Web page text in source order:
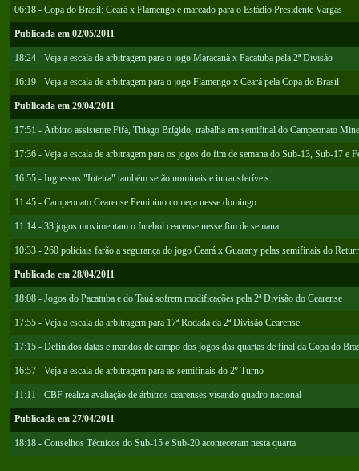
06:18 - Copa do Brasil: Ceará x Flamengo é marcado para o Estádio Presidente Vargas
Publicada em 02/05/2011
18:24 - Veja a escala da arbitragem para o jogo Maracanã x Pacatuba pela 2ª Divisão
16:19 - Veja a escala de arbitragem para o jogo Flamengo x Ceará pela Copa do Brasil
Publicada em 29/04/2011
17:51 - Árbitro assistente Fifa, Thiago Brígido, trabalha em semifinal do Campeonato
17:36 - Veja a escala de arbitragem para os jogos do fim de semana do Sub-13, Sub-17 e
16:55 - Ingressos "Inteira" também serão nominais e intransferíveis
11:45 - Campeonato Cearense Feminino começa nesse domingo
11:14 - 33 jogos movimentam o futebol cearense nesse fim de semana
10:33 - 260 policiais farão a segurança do jogo Ceará x Guarany pelas semifinais do
Publicada em 28/04/2011
18:08 - Jogos do Pacatuba e do Tauá sofrem modificações pela 2ª Divisão do Cearense
17:55 - Veja a escala da arbitragem para 17ª Rodada da 2ª Divisão Cearense
17:15 - Definidos datas e mandos de campo dos jogos das quartas de final da Copa do
16:57 - Veja a escala de arbitragem para as semifinais do 2º Turno
11:11 - CBF realiza avaliação de árbitros cearenses visando quadro nacional
Publicada em 27/04/2011
18:18 - Conselhos Técnicos do Sub-15 e Sub-20 aconteceram nesta quarta